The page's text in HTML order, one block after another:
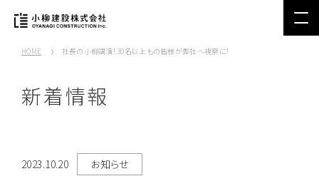
HOME 社長の小柳講演！30名以上もの皆様が弊社へ視察に！
新着情報
2023.10.20 お知らせ